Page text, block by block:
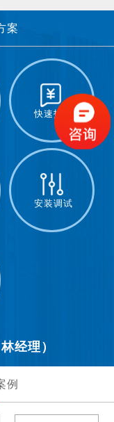
案
快速报价
安装调试
经理）
例